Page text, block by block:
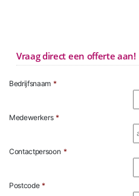
Vraag direct een offerte aan!
Bedrijfsnaam *
Medewerkers *
Contactpersoon *
Postcode *